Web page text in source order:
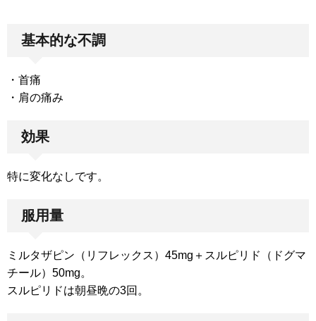
基本的な不調
・首痛
・肩の痛み
効果
特に変化なしです。
服用量
ミルタザピン（リフレックス）45mg＋スルピリド（ドグマ
チール）50mg。
スルピリドは朝昼晩の3回。